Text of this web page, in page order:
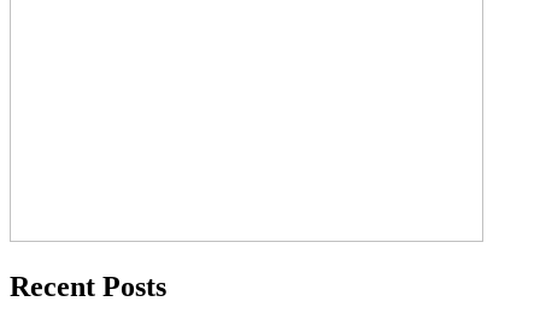
Recent Posts